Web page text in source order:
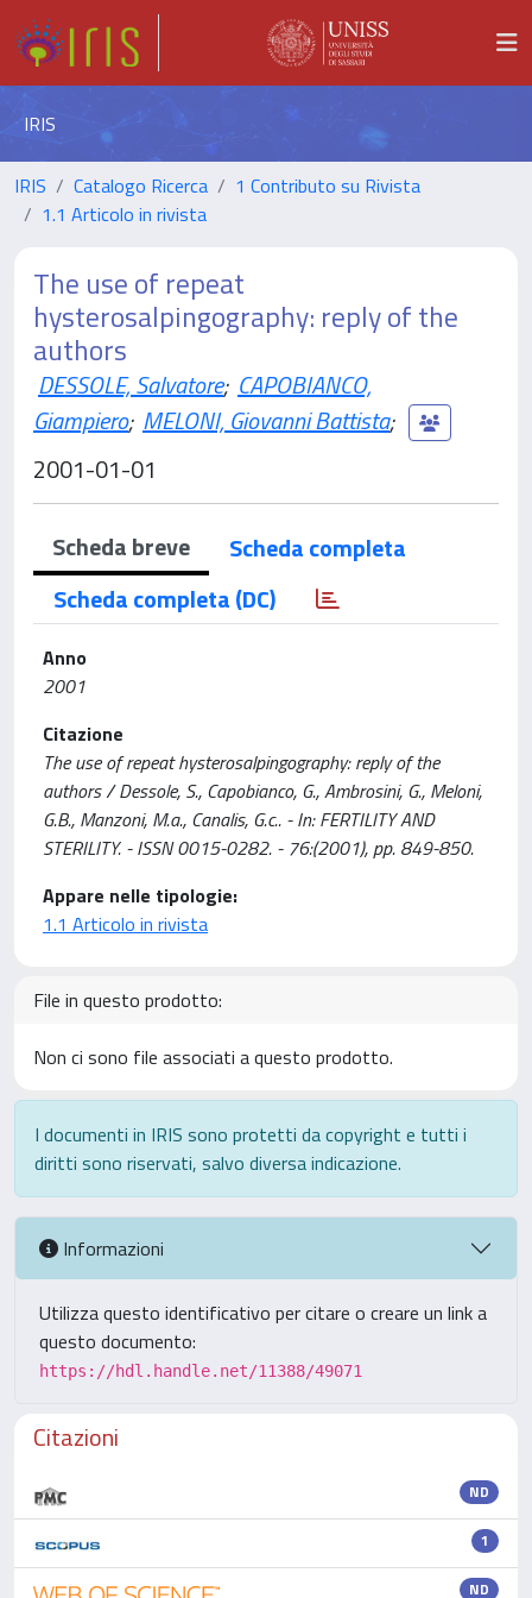
IRIS
IRIS Catalogo Ricerca
1 Contributo su Rivista
1.1 Articolo in rivista
The use of repeat
hysterosalpingography: reply of the
authors
DESSOLE, Salvatore; CAPOBIANCO,
Giampiero; MELONI, Giovanni Battista;
2001-01-01
Scheda breve
Scheda completa
Scheda completa (DC)
Anno
2001
Citazione
The use of repeat hysterosalpingography: reply of the
authors / Dessole, S., Capobianco, G., Ambrosini, G., Meloni,
G.B., Manzoni, M.a., Canalis, G.c.. - In: FERTILITY AND
STERILITY. - ISSN 0015-0282. - 76:(2001), pp. 849-850.
Appare nelle tipologie:
1.1 Articolo in rivista
File in questo prodotto:
Non ci sono file associati a questo prodotto.
I documenti in IRIS sono protetti da copyright e tutti i
diritti sono riservati, salvo diversa indicazione.
Informazioni
Utilizza questo identificativo per citare o creare un link a
questo documento:
https://hdl.handle.net/11388/49071
Citazioni
ND
1
ND